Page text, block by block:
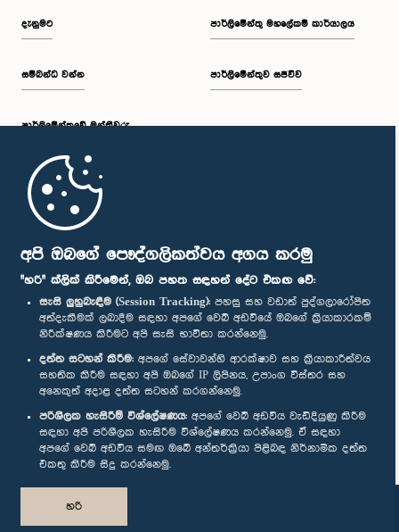
අපි ඔබගේ පෞද්ගලිකත්වය අගය කරමු
"හරි" ක්ලික් කිරීමෙන්, ඔබ පහත සඳහන් දේට එකඟ වේ:
සැසි ලුහුබැඳීම (Session Tracking): පහසු සහ වඩාත් පුද්ගලාරෝපිත
අත්දැකීමක් ලබාදීම සඳහා අපගේ වෙබ් අඩවියේ ඔබගේ ක්‍රියාකාරකම්
නිරීක්ෂණය කිරීමට අපි සැසි භාවිතා කරන්නෙමු.
දත්ත සටහන් කිරීම: අපගේ සේවාවන්හි ආරක්ෂාව සහ ක්‍රියාකාරීත්වය
සහතික කිරීම සඳහා අපි ඔබගේ IP ලිපිනය, උපාංග විස්තර සහ
අනෙකුත් අදාළ දත්ත සටහන් කරගන්නෙමු.
පරිශීලක හැසිරීම් විශ්ලේෂණය: අපගේ වෙබ් අඩවිය වැඩිදියුණු කිරීම
සඳහා අපි පරිශීලක හැසිරීම විශ්ලේෂණය කරන්නෙමු. ඒ සඳහා
අපගේ වෙබ් අඩවිය සමඟ ඔබේ අන්තර්ක්‍රියා පිළිබඳ නිර්නාමික දත්ත
එකතු කිරීම සිදු කරන්නෙමු.
හරි
දැනුමට
සම්බන්ධ වන්න
පාර්ලි‌මේන්තුවේ මන්ත්‍රීවරු
මුල් පිටුව
පාර්ලිමේන්තු මහලේකම් කාර්යාලය
පාර්ලිමේන්තුව සජීවීව
පාර්ලිමේන්තු ජංගම යෙදුම
අප හා සම්බන්ධ වී සිටින්න :
සම්මාන
පෞද්ගලිකත්ව ප්‍රතිපත්තිය